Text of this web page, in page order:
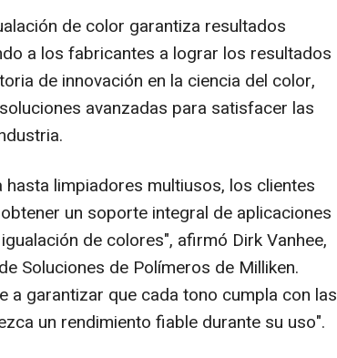
de color garantiza resultados
a los fabricantes a lograr los resultados
de innovación en la ciencia del color,
avanzadas para satisfacer las
limpiadores multiusos, los clientes
un soporte integral de aplicaciones
de colores", afirmó Dirk Vanhee,
Soluciones de Polímeros de Milliken.
a garantizar que cada tono cumpla con las
un rendimiento fiable durante su uso".